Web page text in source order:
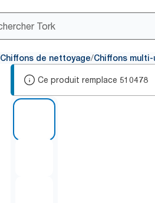
Chiffons de nettoyage/Chiffons
Ce produit remplace 510478